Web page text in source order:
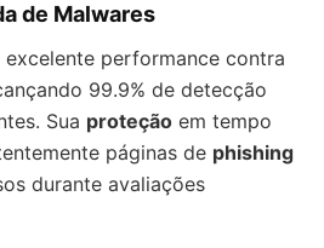
de Malwares
excelente performance contra
99.9% de detecção
Sua proteção em tempo
páginas de phishing
durante avaliações